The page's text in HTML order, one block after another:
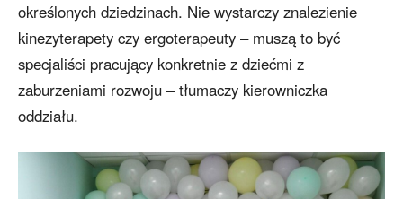
określonych dziedzinach. Nie wystarczy znalezienie
kinezyterapety czy ergoterapeuty – muszą to być
specjaliści pracujący konkretnie z dziećmi z
zaburzeniami rozwoju – tłumaczy kierowniczka
oddziału.